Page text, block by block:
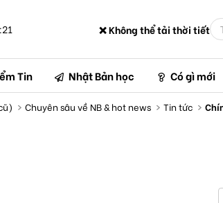
❌ Không thể tải thời tiết
Tin Nhật Bản học Có gì mới
Chuyên sâu về NB & hot news Tin tức